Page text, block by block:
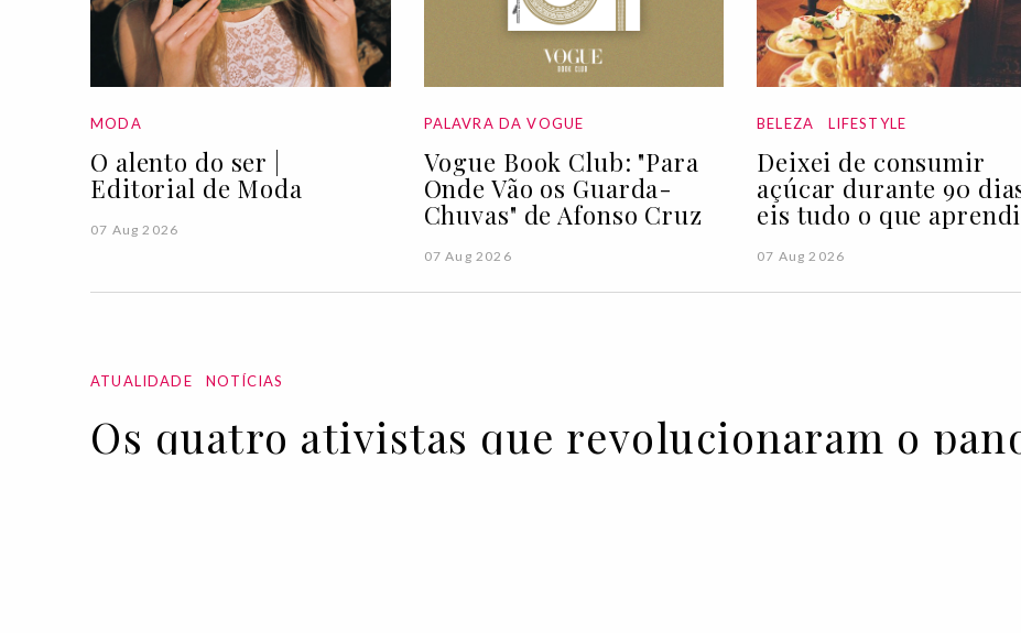
MODA
O alento do ser |
Editorial de Moda
07 Aug 2026
PALAVRA DA VOGUE
Vogue Book Club: "Para
Onde Vão os Guarda-
Chuvas" de Afonso Cruz
07 Aug 2026
BELEZA LIFESTYLE
Deixei de consumir
açúcar durante 90
eis tudo o que aprendi
07 Aug 2026
ATUALIDADE NOTÍCIAS
Os quatro ativistas que revolucionaram o